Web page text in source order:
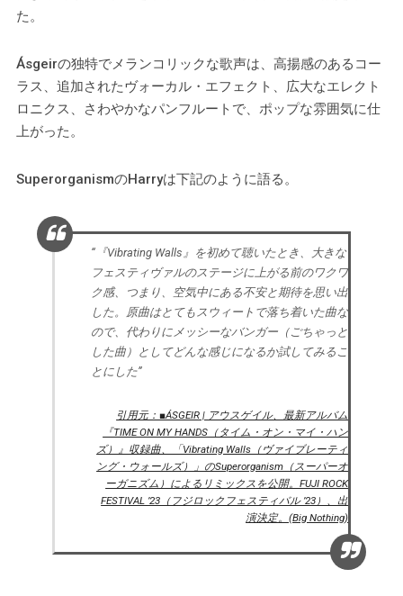
た。
Ásgeirの独特でメランコリックな歌声は、高揚感のあるコー
ラス、追加されたヴォーカル・エフェクト、広大なエレクト
ロニクス、さわやかなパンフルートで、ポップな雰囲気に仕
上がった。
SuperorganismのHarryは下記のように語る。
“『Vibrating Walls』を初めて聴いたとき、大きな
フェスティヴァルのステージに上がる前のワクワ
ク感、つまり、空気中にある不安と期待を思い出
した。原曲はとてもスウィートで落ち着いた曲な
ので、代わりにメッシーなバンガー（ごちゃっと
した曲）としてどんな感じになるか試してみるこ
とにした”
引用元：■ÁSGEIR | アウスゲイル、最新アルバム
『TIME ON MY HANDS（タイム・オン・マイ・ハン
ズ）』収録曲、「Vibrating Walls（ヴァイブレーティ
ング・ウォールズ）」のSuperorganism（スーパーオ
ーガニズム）によるリミックスを公開。FUJI ROCK
FESTIVAL ’23（フジロックフェスティバル ’23）、出
演決定。(Big Nothing)